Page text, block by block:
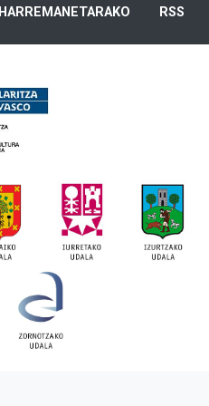
HARREMANETARAKO RSS